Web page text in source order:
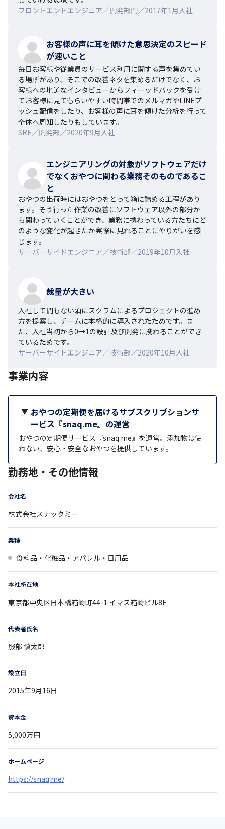
フロントエンドエンジニア／開発部門／2017年1月入社
お客様の声に耳を傾けた意思決定のスピード
が速いこと
毎日お客様や従業員のサービス利用に関する声を集めてい
る場所があり、そこでの改善ネタを集めるだけでなく、お
客様への地道なインタビューからフィーッドバックを受け
てお客様に見てもらいやすい時間帯でのメルマガやLINEプ
ッシュ配信をしたり、お客様の声に耳を傾けた分析を行って
全体へ周知したりもしています。
SRE／開発部／2020年9月入社
エンジニアリングの対象がソフトウェアだけ
でなくおやつに関わる業務そのものであるこ
と
おやつの出荷時にはおやつをとって箱に詰める工程があり
ます。そう行った作業の改善にソフトウェア以外の部分か
ら関わっていくことができ、業務に携わっている方たちにど
のような変化が起きたか実際に見れることにやりがいを感
じます。
サーバーサイドエンジニア／技術部／2019年10月入社
裁量が大きい
入社して間もない頃にスクラムによるプロジェクトの進め
方を提案し、チームに本格的に導入されたためです。ま
た、入社当初から0→1の設計及び開発に携わることができ
ているためです。
サーバーサイドエンジニア／技術部／2020年10月入社
事業内容
おやつの定期便を届けるサブスクリプションサ
ービス『snaq.me』の運営
おやつの定期便サービス『snaq.me』を運営。添加物は使
わない、安心・安全なおやつを提供しています。
勤務地・その他情報
会社名
株式会社スナックミー
業種
食料品・化粧品・アパレル・日用品
本社所在地
東京都中央区日本橋箱崎町44-1 イマス箱崎ビル8F
代表者氏名
服部 慎太郎
設立日
2015年9月16日
資本金
5,000万円
ホームページ
https://snaq.me/